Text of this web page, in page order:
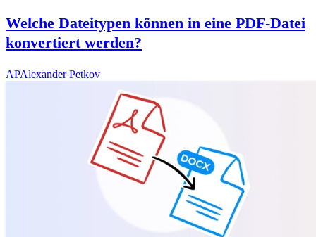
Welche Dateitypen können in eine PDF-Datei
konvertiert werden?
APAlexander Petkov